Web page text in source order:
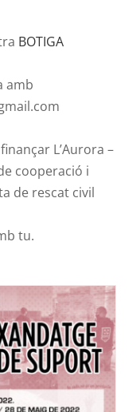
BOTIGA
amb
L’Aurora –
cooperació i
de rescat civil
tu.